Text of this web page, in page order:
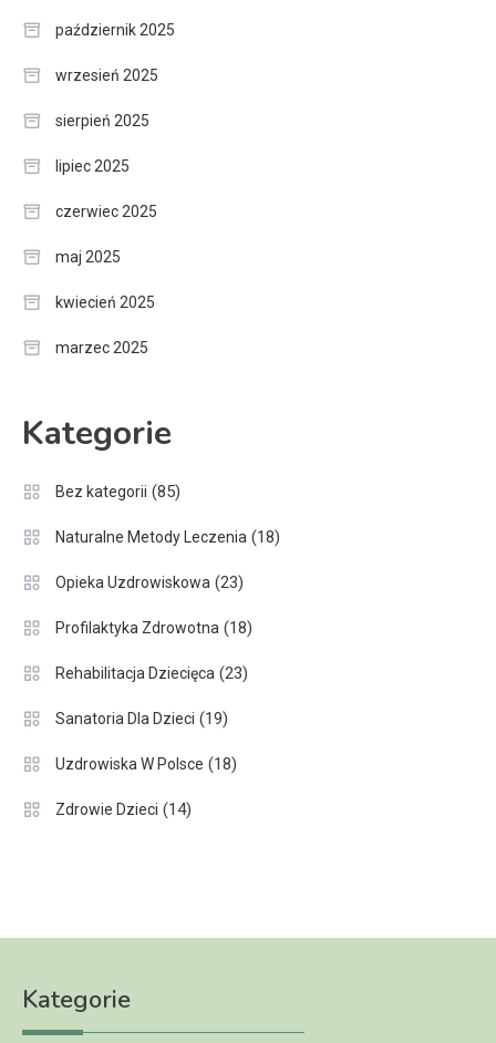
październik 2025
wrzesień 2025
sierpień 2025
lipiec 2025
czerwiec 2025
maj 2025
kwiecień 2025
marzec 2025
Kategorie
Bez kategorii (85)
Naturalne Metody Leczenia (18)
Opieka Uzdrowiskowa (23)
Profilaktyka Zdrowotna (18)
Rehabilitacja Dziecięca (23)
Sanatoria Dla Dzieci (19)
Uzdrowiska W Polsce (18)
Zdrowie Dzieci (14)
Kategorie